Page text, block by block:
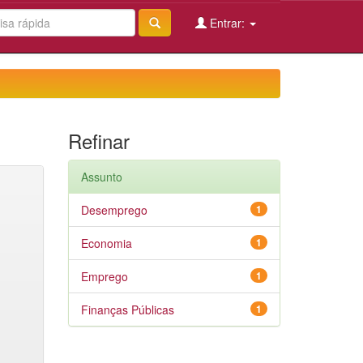
Entrar:
Refinar
Assunto
1
Desemprego
1
Economia
1
Emprego
1
Finanças Públicas